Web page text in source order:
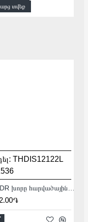
տվեք
THDIS12122L